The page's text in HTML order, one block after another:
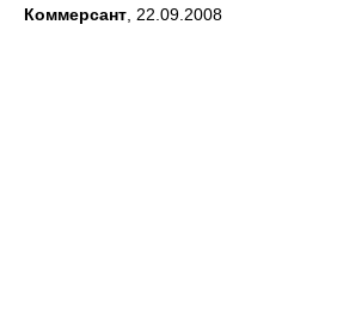
Коммерсант , 22.09.2008